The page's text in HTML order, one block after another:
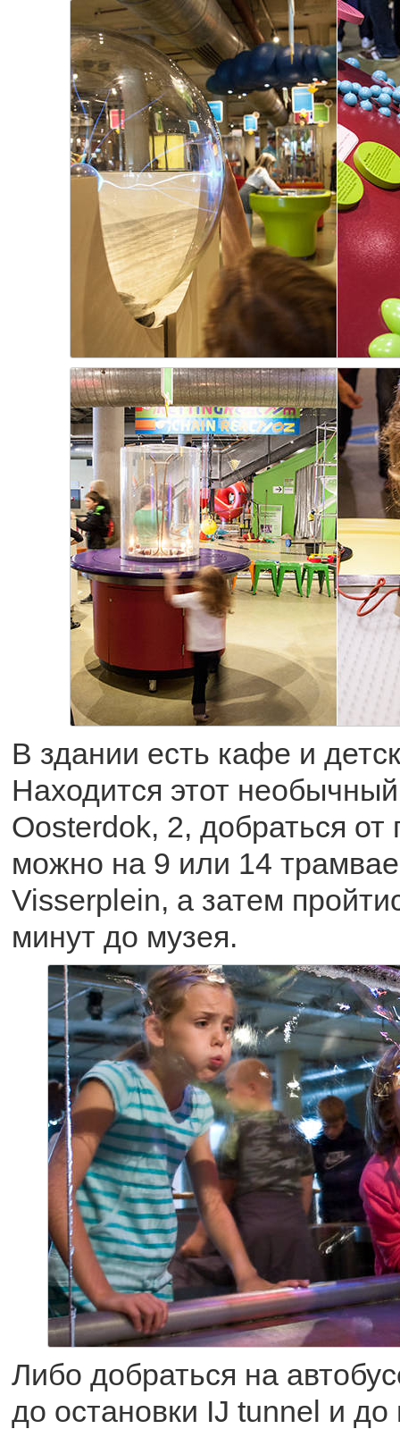
В здании есть кафе и
Находится этот
Oosterdok, 2, добраться
можно на 9 или 14
Visserplein, а затем
минут до музея.
Либо добраться на
до остановки IJ tunnel и до